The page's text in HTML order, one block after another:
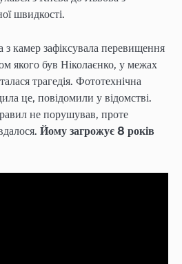
швидкості.
камер зафіксувала перевищення
якого був Ніколаєнко, у межах
трагедія. Фототехнічна
це, повідомили у відомстві.
не порушував, проте
Йому загрожує 8 років